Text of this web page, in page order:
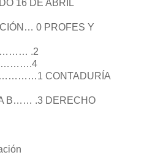
16 DE ABRIL
0 PROFES Y
.2
CONTADURÍA
B…… .3 DERECHO